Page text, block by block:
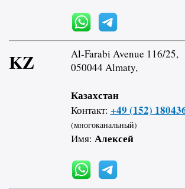
KZ
Al-Farabi Avenue 116/25,
050044 Almaty,
Казахстан
Контакт: +49 (152)
(многоканальный)
Имя: Алексей